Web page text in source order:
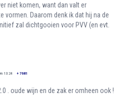
niet komen, want dan valt er
vormen. Daarom denk ik dat hij na de
zal dichtgooien voor PVV (en evt.
13:24 + 7681
. oude wijn en de zak er omheen ook !